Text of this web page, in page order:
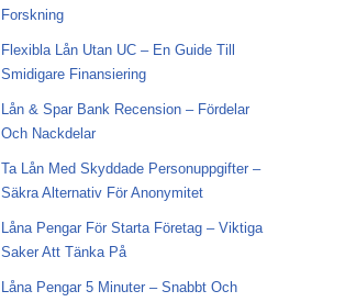
Forskning
Flexibla Lån Utan UC – En Guide Till
Smidigare Finansiering
Lån & Spar Bank Recension – Fördelar
Och Nackdelar
Ta Lån Med Skyddade Personuppgifter –
Säkra Alternativ För Anonymitet
Låna Pengar För Starta Företag – Viktiga
Saker Att Tänka På
Låna Pengar 5 Minuter – Snabbt Och